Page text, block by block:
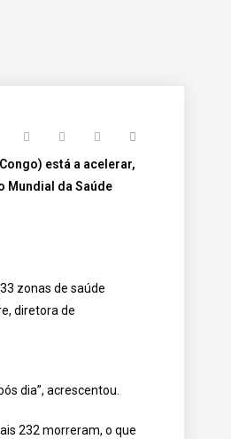
está a acelerar,
Mundial da Saúde
zonas de saúde
diretora de
dia”, acrescentou.
232 morreram, o que